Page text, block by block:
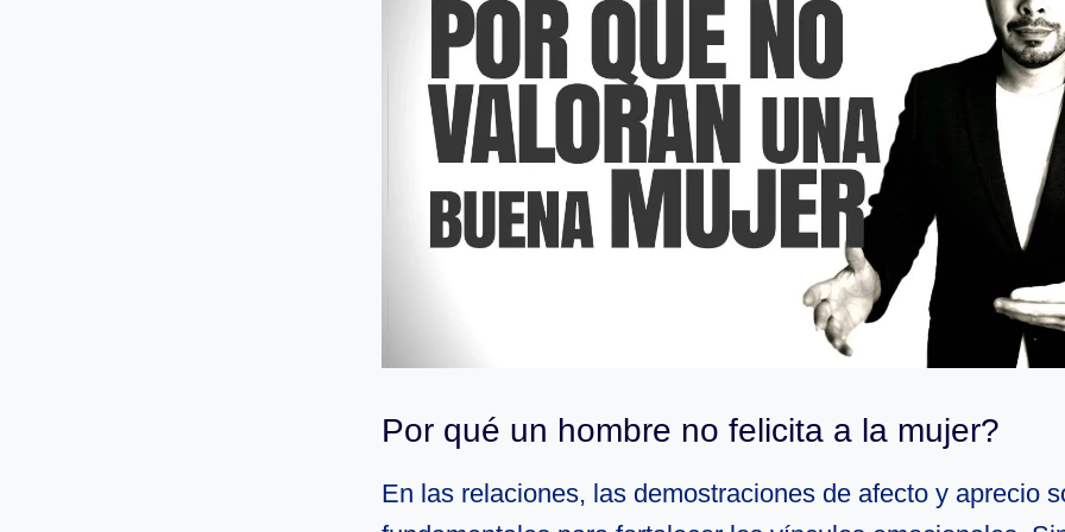
Por qué un hombre no felicita a la mujer?
En las relaciones, las demostraciones de afecto y aprecio